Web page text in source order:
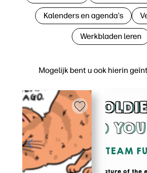
Mogelijk bent u ook hierin
Kalenders en agenda's
Werkbladen leren